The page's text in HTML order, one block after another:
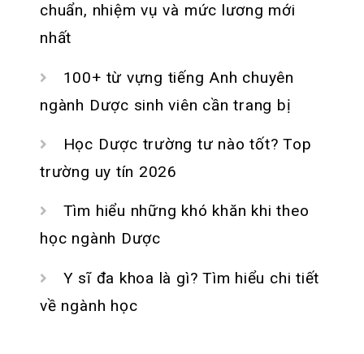
chuẩn, nhiệm vụ và mức lương mới
nhất
100+ từ vựng tiếng Anh chuyên
ngành Dược sinh viên cần trang bị
Học Dược trường tư nào tốt? Top
trường uy tín 2026
Tìm hiểu những khó khăn khi theo
học ngành Dược
Y sĩ đa khoa là gì? Tìm hiểu chi tiết
về ngành học